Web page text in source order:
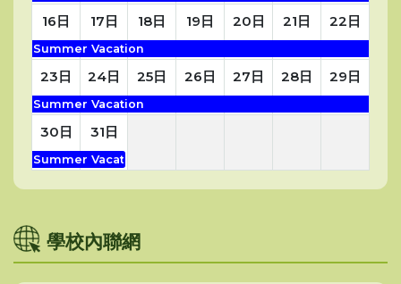
16日 17日 18日 19日 20日 21日 22日
Summer Vacation
23日 24日 25日 26日 27日 28日 29日
Summer Vacation
30日 31日
Summer Vacation
學校內聯網